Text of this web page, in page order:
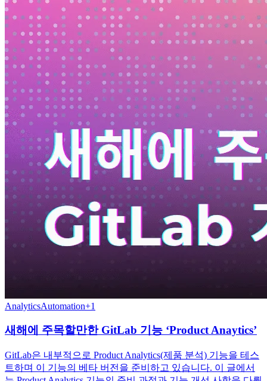
AnalyticsAutomation+1
새해에 주목할만한 GitLab 기능 ‘Product Anaytics’
GitLab은 내부적으로 Product Analytics(제품 분석) 기능을 테스
트하며 이 기능의 베타 버전을 준비하고 있습니다. 이 글에서